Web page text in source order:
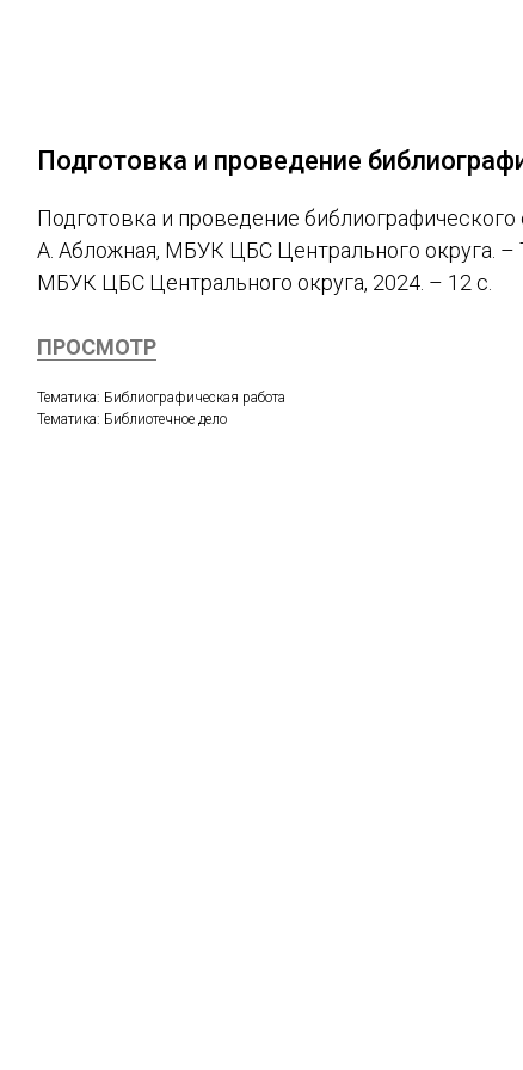
Подготовка и проведение
Подготовка и проведение
А. Абложная, МБУК ЦБС Центрального округа. –
МБУК ЦБС Центрального округа, 2024. – 12 с.
ПРОСМОТР
Тематика: Библиографическая работа
Тематика: Библиотечное дело